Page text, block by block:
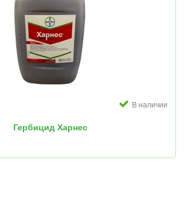
В наличии
Гербицид Харнес